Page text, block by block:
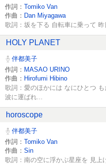
作詞： Tomiko Van
作曲： Dan Miyagawa
歌詞：坂を下る 自転車に乗って 昨
HOLY PLANET
伴都美子
作詞： MASAO URINO
作曲： Hirofumi Hibino
歌詞：愛のほかには なにひとつ
波に運ばれ...
horoscope
伴都美子
作詞： Tomiko Van
作曲： Sin
歌詞：南の空に浮かぶ星座を 見